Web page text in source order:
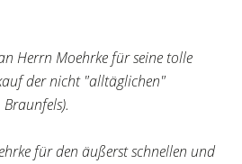
Herrn Moehrke für seine tolle
der nicht "alltäglichen"
für den äußerst schnellen und